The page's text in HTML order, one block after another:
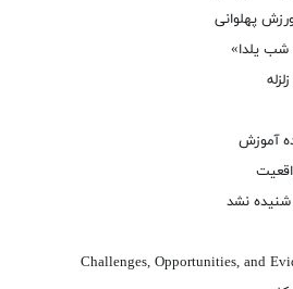
پهلوانی
شب یلدا»
آموزش
نشد
Challenges, Opportunities, and